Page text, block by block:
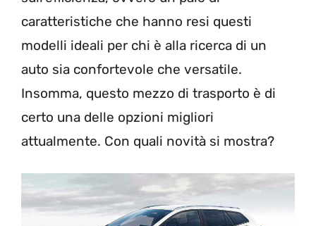
caratteristiche che hanno resi questi
modelli ideali per chi è alla ricerca di un
auto sia confortevole che versatile.
Insomma, questo mezzo di trasporto è di
certo una delle opzioni migliori
attualmente. Con quali novità si mostra?